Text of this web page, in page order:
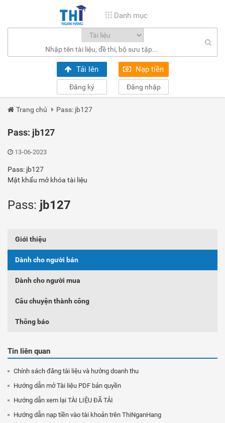
Danh mục
Tải lên Nạp tiền
Đăng ký Đăng nhập
Trang chủ Pass: jb127
Pass: jb127
13-06-2023
Pass: jb127
Mật khẩu mở khóa tài liệu
Pass: jb127
Giới thiệu
Dành cho người bán
Dành cho người mua
Câu chuyện thành công
Thông báo
Tin liên quan
Chính sách đăng tài liệu và hưởng doanh thu
Hướng dẫn mở Tài liệu PDF bản quyền
Hướng dẫn xem lại TÀI LIỆU ĐÃ TẢI
Hướng dẫn nạp tiền vào tài khoản trên ThiNganHang